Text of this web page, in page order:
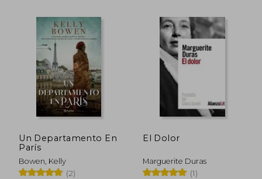
45%
dcto.
45%
dcto.
Un Departamento En
París
Bowen, Kelly
(2)
El Dolor
Marguerite Duras
(1)